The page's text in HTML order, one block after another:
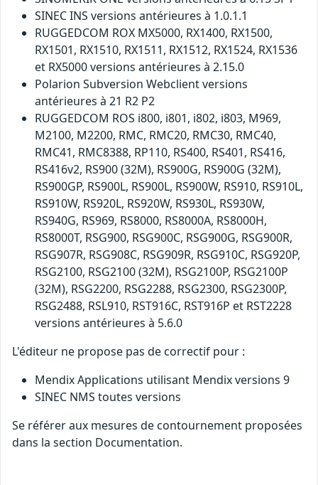
SINEC INS versions antérieures à 1.0.1.1
RUGGEDCOM ROX MX5000, RX1400, RX1500,
RX1501, RX1510, RX1511, RX1512, RX1524, RX1536
et RX5000 versions antérieures à 2.15.0
Polarion Subversion Webclient versions
antérieures à 21 R2 P2
RUGGEDCOM ROS i800, i801, i802, i803, M969,
M2100, M2200, RMC, RMC20, RMC30, RMC40,
RMC41, RMC8388, RP110, RS400, RS401, RS416,
RS416v2, RS900 (32M), RS900G, RS900G (32M),
RS900GP, RS900L, RS900L, RS900W, RS910, RS910L,
RS910W, RS920L, RS920W, RS930L, RS930W,
RS940G, RS969, RS8000, RS8000A, RS8000H,
RS8000T, RSG900, RSG900C, RSG900G, RSG900R,
RSG907R, RSG908C, RSG909R, RSG910C, RSG920P,
RSG2100, RSG2100 (32M), RSG2100P, RSG2100P
(32M), RSG2200, RSG2288, RSG2300, RSG2300P,
RSG2488, RSL910, RST916C, RST916P et RST2228
versions antérieures à 5.6.0
L'éditeur ne propose pas de correctif pour :
Mendix Applications utilisant Mendix versions 9
SINEC NMS toutes versions
Se référer aux mesures de contournement proposées
dans la section Documentation.